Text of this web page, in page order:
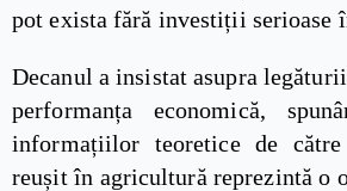
pot exista fără investiții serioase
Decanul a insistat asupra
performanța economică,
informațiilor teoretice de
reușit în agricultură reprezintă o